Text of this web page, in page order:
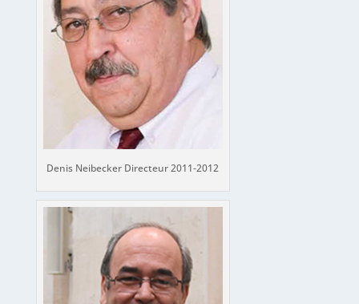
Denis Neibecker Directeur 2011-2012